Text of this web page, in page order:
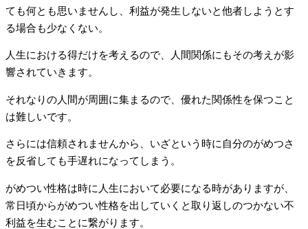
ても何とも思いませんし、利益が発生しないと他者しようとす
る場合も少なくない。
人生における得だけを考えるので、人間関係にもその考えが影
響されていきます。
それなりの人間が周囲に集まるので、優れた関係性を保つこと
は難しいです。
さらには信頼されませんから、いざという時に自分のがめつさ
を反省しても手遅れになってしまう。
がめつい性格は時に人生において必要になる時がありますが、
常日頃からがめつい性格を出していくと取り返しのつかない不
利益を生むことに繋がります。